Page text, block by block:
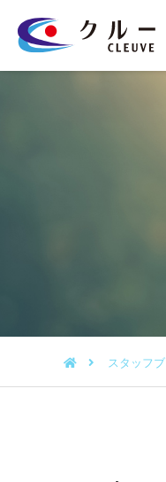
スタッフ